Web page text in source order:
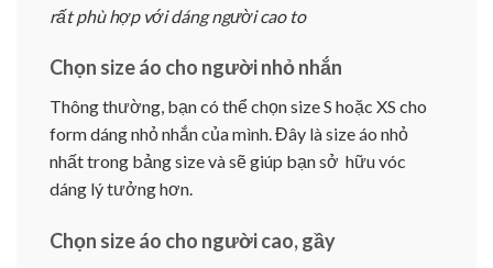
rất phù hợp với dáng người cao to
Chọn size áo cho người nhỏ nhắn
Thông thường, bạn có thể chọn size S hoặc XS cho
form dáng nhỏ nhắn của mình. Đây là size áo nhỏ
nhất trong bảng size và sẽ giúp bạn sở hữu vóc
dáng lý tưởng hơn.
Chọn size áo cho người cao, gầy